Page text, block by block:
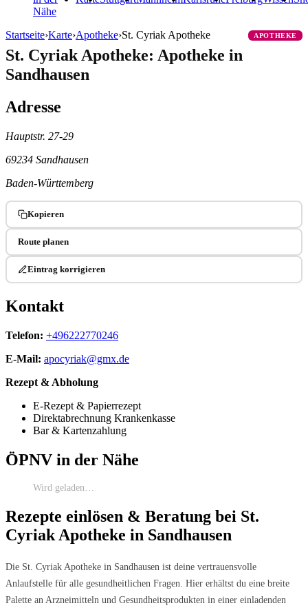
Nähe
Startseite›Karte›Apotheke›St. Cyriak Apotheke APOTHEKE
St. Cyriak Apotheke: Apotheke in
Sandhausen
Adresse
Hauptstr. 27-29
69234 Sandhausen
Baden-Württemberg
Kopieren
Route planen
Eintrag korrigieren
Kontakt
Telefon: +496222770246
E-Mail: apocyriak@gmx.de
Rezept & Abholung
E-Rezept & Papierrezept
Direktabrechnung Krankenkasse
Bar & Kartenzahlung
ÖPNV in der Nähe
Wird geladen…
Rezepte einlösen & Beratung bei St.
Cyriak Apotheke in Sandhausen
Die St. Cyriak Apotheke in Sandhausen ist deine vertrauensvolle
Anlaufstelle für alle gesundheitlichen Fragen. Hier erhältst du eine breite
Palette an Arzneimitteln und Gesundheitsprodukten in einer einladenden